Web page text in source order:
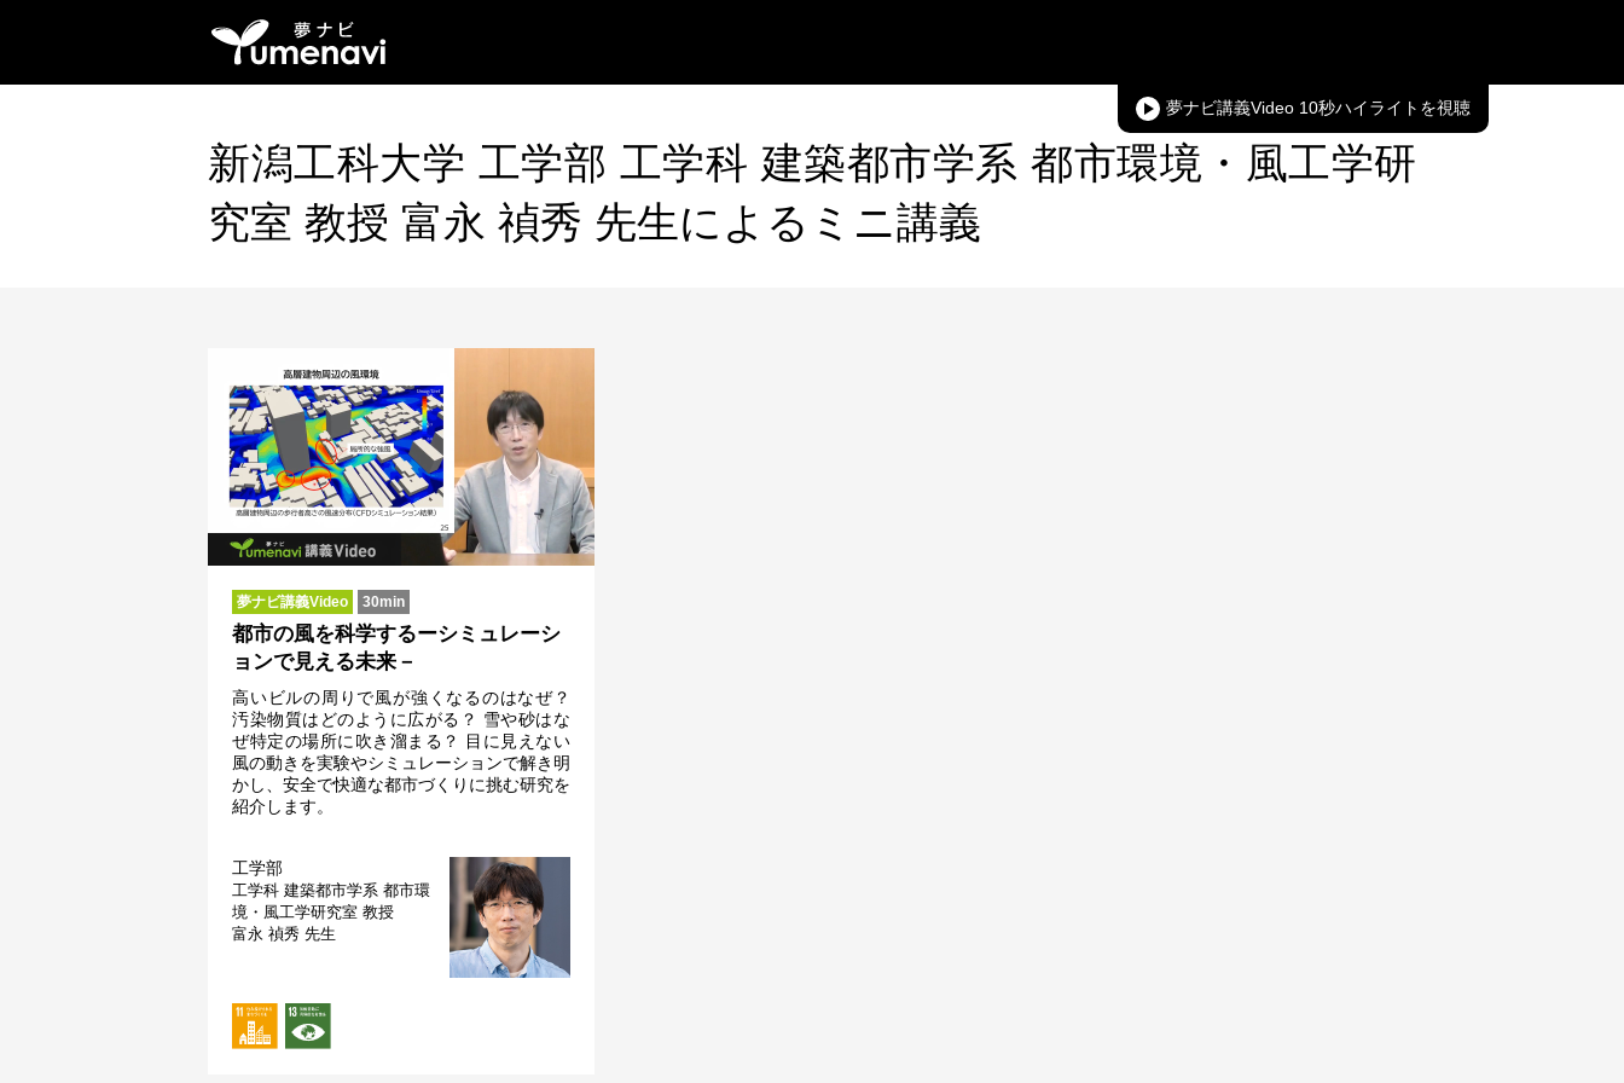
夢ナビ講義Video 10秒ハイライト
新潟工科大学 工学部 工学科 建築都市学系 都市環境・風工学研
究室 教授 富永 禎秀 先生によるミニ講義
夢ナビ講義Video 30min
都市の風を科学するーシミュレーシ
ョンで見える未来－
高いビルの周りで風が強くなるのはなぜ？
汚染物質はどのように広がる？ 雪や砂はな
ぜ特定の場所に吹き溜まる？ 目に見えない
風の動きを実験やシミュレーションで解き明
かし、安全で快適な都市づくりに挑む研究を
紹介します。
工学部
工学科 建築都市学系 都市環
境・風工学研究室 教授
富永 禎秀 先生